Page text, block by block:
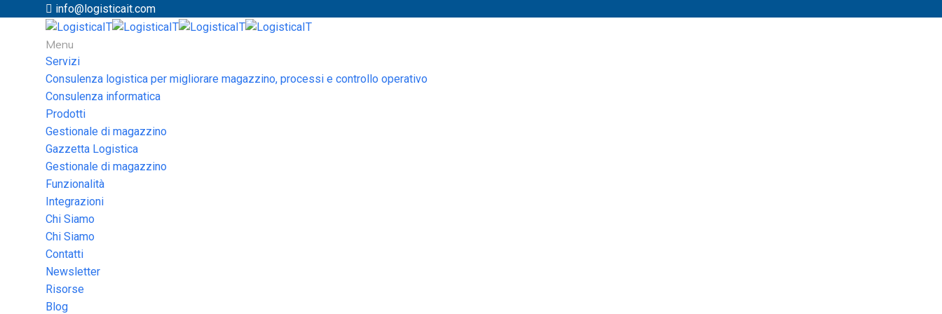
info@logisticait.com
Menu
Servizi
Consulenza logistica per migliorare magazzino, processi e controllo operativo
Consulenza informatica
Prodotti
Gestionale di magazzino
Gazzetta Logistica
Gestionale di magazzino
Funzionalità
Integrazioni
Chi Siamo
Chi Siamo
Contatti
Newsletter
Risorse
Blog